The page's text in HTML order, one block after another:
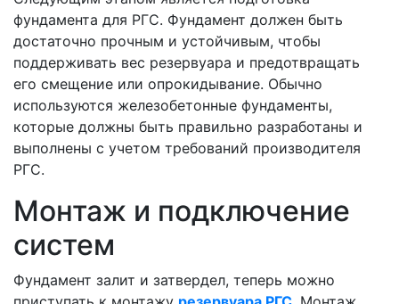
фундамента для РГС. Фундамент должен быть
достаточно прочным и устойчивым, чтобы
поддерживать вес резервуара и предотвращать
его смещение или опрокидывание. Обычно
используются железобетонные фундаменты,
которые должны быть правильно разработаны и
выполнены с учетом требований производителя
РГС.
Монтаж и подключение
систем
Фундамент залит и затвердел, теперь можно